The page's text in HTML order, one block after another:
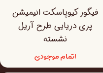
فیگور کیوپاسکت انیمیشن
پری دریایی طرح آریل
نشسته
اتمام موجودی